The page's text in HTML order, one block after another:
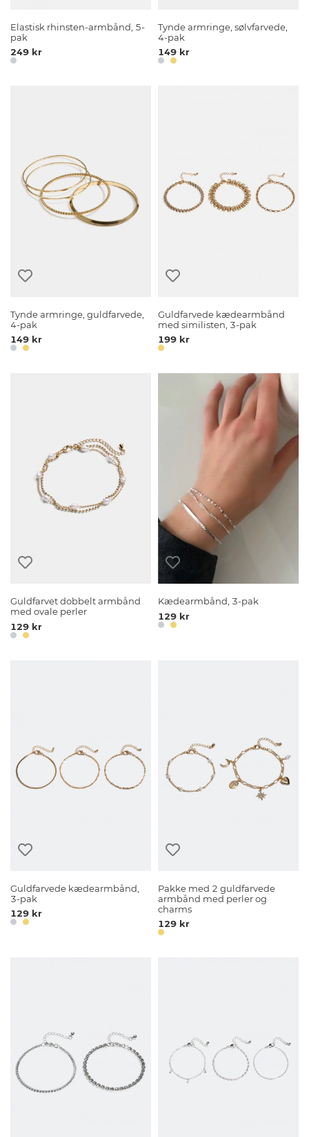
Elastisk rhinsten-armbånd, 5-
pak
249 kr
Tynde armringe, sølvfarvede,
4-pak
149 kr
Tynde armringe, guldfarvede,
4-pak
149 kr
Guldfarvede kædearmbånd
med similisten, 3-pak
199 kr
Guldfarvet dobbelt armbånd
med ovale perler
129 kr
Kædearmbånd, 3-pak
129 kr
Guldfarvede kædearmbånd,
3-pak
129 kr
Pakke med 2 guldfarvede
armbånd med perler og
charms
129 kr